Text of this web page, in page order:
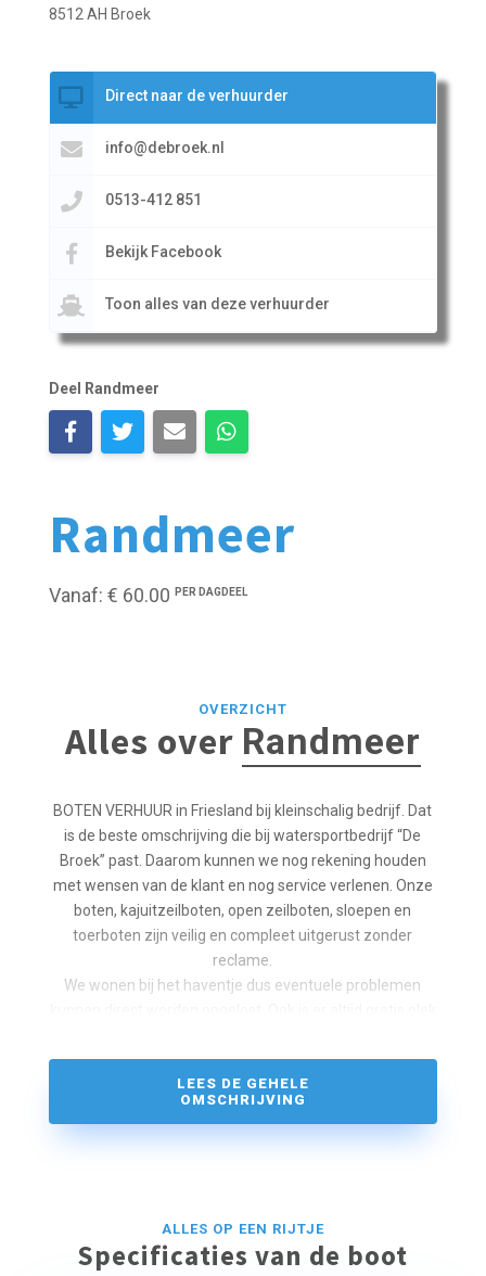
Randmeer
Vanaf: € 60.00 PER DAGDEEL
8512 AH Broek
Direct naar de verhuurder
info@debroek.nl
0513-412 851
Bekijk Facebook
Toon alles van deze verhuurder
Deel Randmeer
OVERZICHT
Alles over Randmeer
BOTEN VERHUUR in Friesland bij kleinschalig bedrijf. Dat
is de beste omschrijving die bij watersportbedrijf “De
Broek” past. Daarom kunnen we nog rekening houden
met wensen van de klant en nog service verlenen. Onze
boten, kajuitzeilboten, open zeilboten, sloepen en
toerboten zijn veilig en compleet uitgerust zonder
reclame.
We wonen bij het haventje dus eventuele problemen
Merengebied. Slechts een halfuur varen van het
Sneekermeer (zonder dat u een brug hoeft te passeren)
en slechts 20 min. van de Langweerderwielen. Het
LEES DE GEHELE
OMSCHRIJVING
ALLES OP EEN RIJTJE
Specificaties van de boot